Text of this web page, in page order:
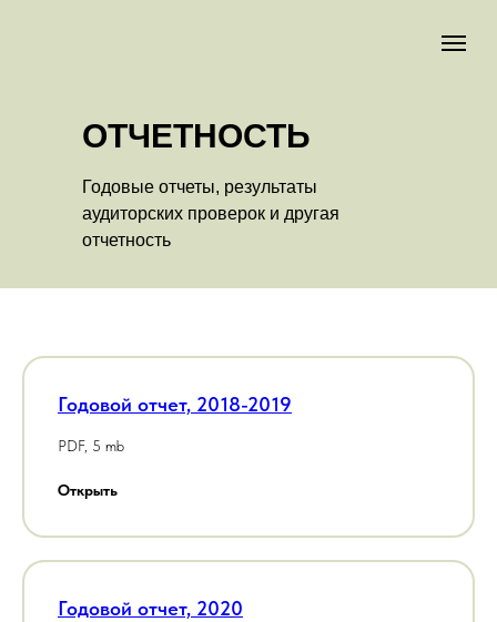
Годовые отчеты, результаты
аудиторских проверок и другая
отчетность
ОТЧЕТНОСТЬ
Годовой отчет, 2018-2019
PDF, 5 mb
Открыть
Годовой отчет, 2020